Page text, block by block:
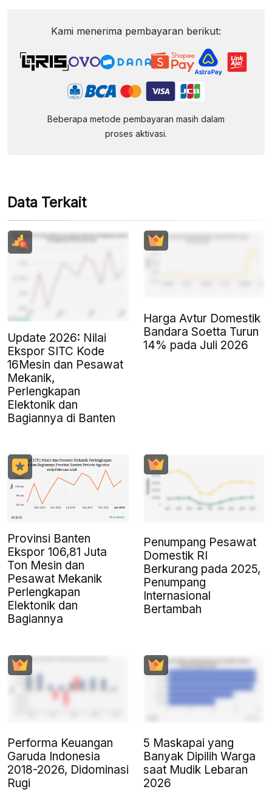
Kami menerima pembayaran berikut:
Beberapa metode pembayaran masih dalam
proses aktivasi.
Data Terkait
Update 2026: Nilai
Ekspor SITC Kode
16Mesin dan Pesawat
Mekanik,
Perlengkapan
Elektonik dan
Bagiannya di Banten
Harga Avtur Domestik
Bandara Soetta Turun
14% pada Juli 2026
Provinsi Banten
Ekspor 106,81 Juta
Ton Mesin dan
Pesawat Mekanik
Perlengkapan
Elektonik dan
Bagiannya
Penumpang Pesawat
Domestik RI
Berkurang pada 2025,
Penumpang
Internasional
Bertambah
Performa Keuangan
Garuda Indonesia
2018-2026, Didominasi
Rugi
5 Maskapai yang
Banyak Dipilih Warga
saat Mudik Lebaran
2026